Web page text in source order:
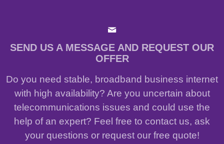
SEND US A MESSAGE AND REQUEST OUR
OFFER
Do you need stable, broadband business internet
with high availability? Are you uncertain about
telecommunications issues and could use the
help of an expert? Feel free to contact us, ask
your questions or request our free quote!